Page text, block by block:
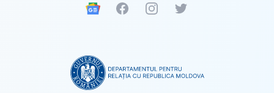
Google News
FacebookInstagramTwitter